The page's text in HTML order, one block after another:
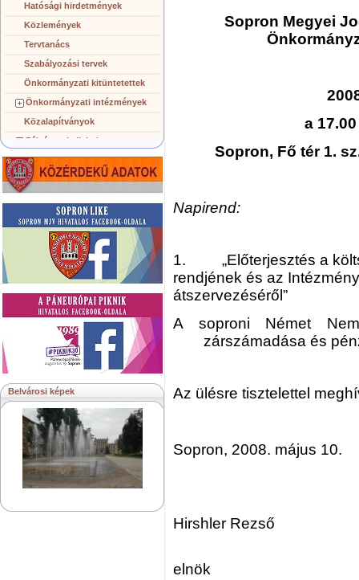
Hatósági hirdetmények
Közlemények
Tervtanács
Szabályozási tervek
Önkormányzati kitüntetettek
Önkormányzati intézmények
Közalapítványok
Pályázatok, licitek
Koncepciók, tervezetek
Településképi követelmények
Közérdekű információk
Testvérvárosok
Belvárosi képek
Sopron Megyei
a
Sopron, Fő tér 1.
Napirend:
1. „Előterjesztés a
rendjének és az
átszervezéséről”
A soproni Német
zárszámadása és
Az ülésre tisztelettel
Sopron, 2008. május 10.
Hirshler Rezső
elnök